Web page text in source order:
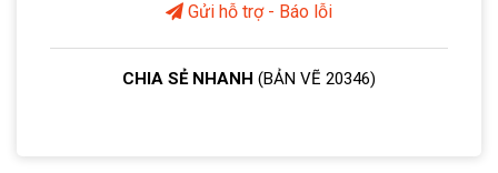
Gửi hỗ trợ - Báo lỗi
CHIA SẺ NHANH (BẢN VẼ 20346)